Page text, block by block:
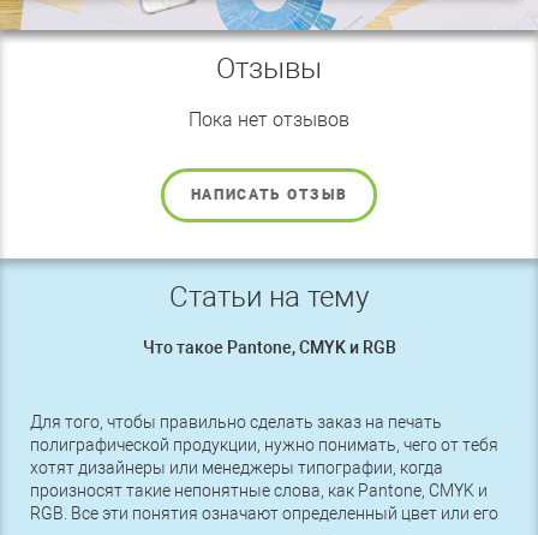
Отзывы
Пока нет отзывов
НАПИСАТЬ ОТЗЫВ
Статьи на тему
Что такое Pantone, CMYK и RGB
Для того, чтобы правильно сделать заказ на печать
полиграфической продукции, нужно понимать, чего от тебя
хотят дизайнеры или менеджеры типографии, когда
произносят такие непонятные слова, как Pantone, CMYK и
RGB. Все эти понятия означают определенный цвет или его